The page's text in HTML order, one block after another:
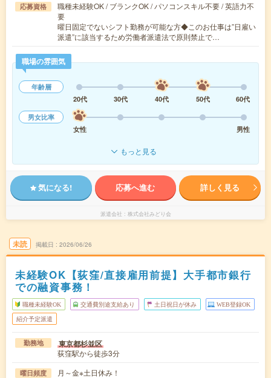
応募資格
職種未経験OK / ブランクOK / パソコンスキル不要 / 英語力不
要
曜日固定でないシフト勤務が可能な方◆このお仕事は”日雇い
派遣”に該当するため労働者派遣法で原則禁止で…
職場の雰囲気
年齢層
20代
30代 40代 50代
60代
男女比率
女性
男性
もっと見る
気になる! 応募へ進む 詳しく見る
派遣会社 株式会社みどり会
未読 掲載日 2026/06/26
未経験OK【荻窪/直接雇用前提】大手都市銀行
での融資事務！
職種未経験OK 交通費別途支給あり 土日祝日が休み WEB登録OK
紹介予定派遣
勤務地 東京都杉並区
荻窪駅から徒歩3分
曜日頻度 月～金※土日休み！